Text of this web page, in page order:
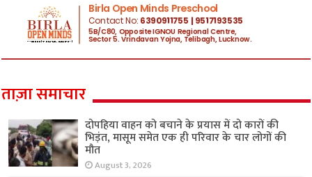
ताज़ा समाचार
दोपहिया वाहन को बचाने के प्रयास में दो कारों की
भिड़ंत, मासूम समेत एक ही परिवार के चार लोगों की
मौत
August 3, 2026